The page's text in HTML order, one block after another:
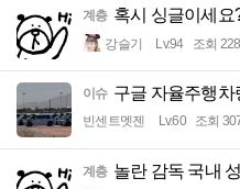
계층 혹시 싱글이세요
강슬기 Lv.94 조회
이슈 구글 자율주행차
빈센트멧젠 Lv.60 조회
계층 놀란 감독 국내